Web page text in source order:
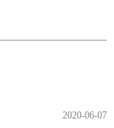
2020-06-07